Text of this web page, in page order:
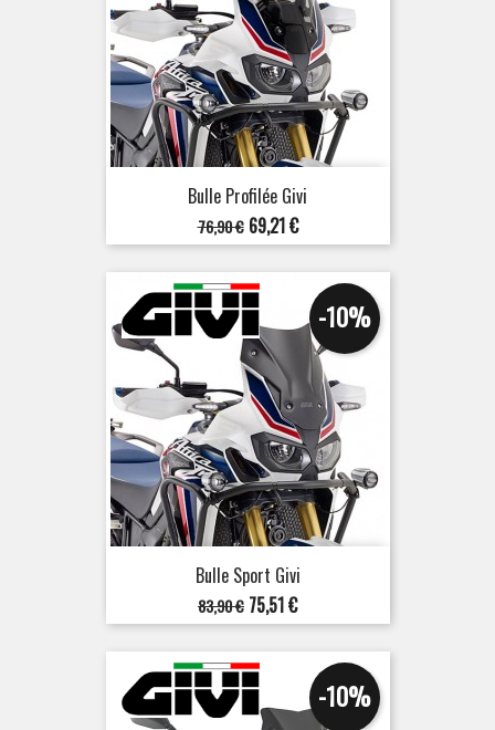
Bulle Profilée Givi
Prix
de
base
76,90 € Prix
69,21 €
Bulle Sport Givi
Prix
de
base
83,90 €
-10%
Prix
75,51 €
-10%